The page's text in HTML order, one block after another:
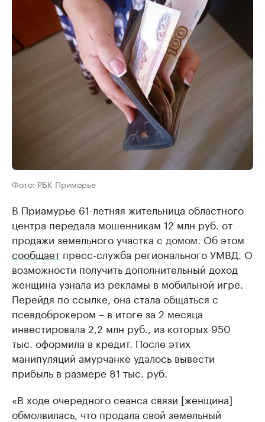
Фото: РБК Приморье
В Приамурье 61-летняя жительница областного
центра передала мошенникам 12 млн руб. от
продажи земельного участка с домом. Об этом
сообщает пресс-служба регионального УМВД. О
возможности получить дополнительный доход
женщина узнала из рекламы в мобильной игре.
Перейдя по ссылке, она стала общаться с
псевдоброкером – в итоге за 2 месяца
инвестировала 2,2 млн руб., из которых 950
тыс. оформила в кредит. После этих
манипуляций амурчанке удалось вывести
прибыль в размере 81 тыс. руб.
«В ходе очередного сеанса связи [женщина]
обмолвилась, что продала свой земельный